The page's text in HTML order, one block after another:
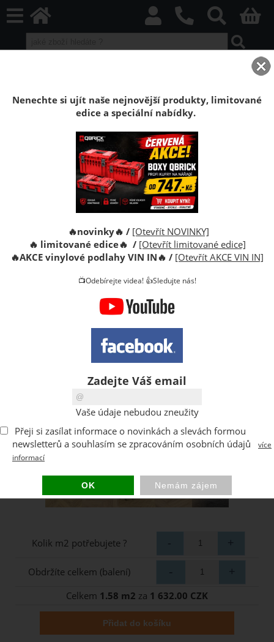
Podlaha vinylová plovoucí Click Dub King HB
Podlaha vinylová plovoucí Click Dub King
HB (5+1mm)
Vinylová plovoucí podlaha VIN in Vinyl Flooring.
Tloušťka 6mm, struktura dřeva, bezlepidlový systém
montáže Click.
Kolik m2 potřebujete ?
Obdržíte celkem (balení)
Celkem 1.58 m2 za 1 632.00 CZK
Nenechte si ujít naše nejnovější produkty, limitované
edice a speciální nabídky.
🔥novinky🔥 / [Otevřít NOVINKY]
🔥 limitované edice🔥 / [Otevřít limitované edice]
🔥AKCE vinylové podlahy VIN IN🔥 / [Otevřít AKCE VIN IN]
📺Odebírejte videa! 👍Sledujte nás!
Zadejte Váš email
Vaše údaje nebudou zneužity
Přeji si zasílat informace o novinkách a slevách formou
newsletterů a souhlasím se zpracováním osobních údajů
více
informací